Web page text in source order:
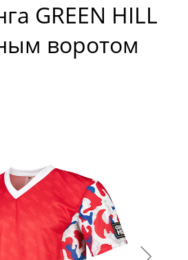
GREEN HILL
воротом